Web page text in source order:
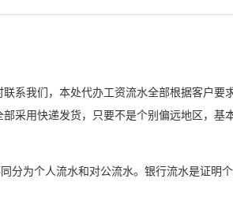
系我们，本处代办工资流水全部根据客户要
采用快递发货，只要不是个别偏远地区，基
分为个人流水和对公流水。银行流水是证明